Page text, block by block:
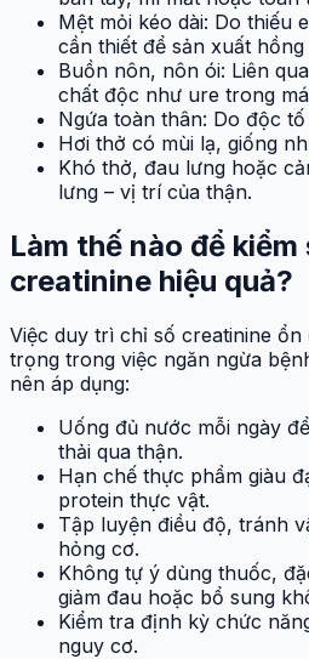
Mệt mỏi kéo dài: Do thiếu
cần thiết để sản xuất hồng
Buồn nôn, nôn ói: Liên
chất độc như ure trong
Ngứa toàn thân: Do độc
Hơi thở có mùi lạ, giống
Khó thở, đau lưng hoặc
lưng – vị trí của thận.
Làm thế nào để
creatinine hiệu quả?
Việc duy trì chỉ số creatinine
trọng trong việc ngăn ngừa
nên áp dụng:
Uống đủ nước mỗi ngày
thải qua thận.
Hạn chế thực phẩm giàu
protein thực vật.
Tập luyện điều độ, tránh
hỏng cơ.
Không tự ý dùng thuốc,
giảm đau hoặc bổ sung
Kiểm tra định kỳ chức
nguy cơ.